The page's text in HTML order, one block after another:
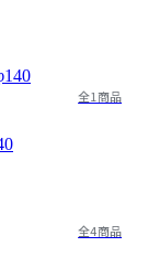
全1商品
全4商品